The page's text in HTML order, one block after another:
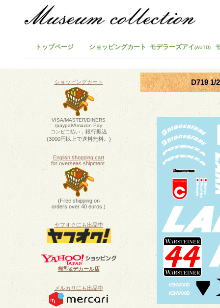
D719 1/
トップページ ショッピングカート モデラーズアイ(AUTO)
ショッピングカート
VISA/MASTER/DINERS
/paypal/Amazon Pay
コンビニ払い，銀行振込
(3000円以上で送料無料。)
English shopping cart
for overseas shipment.
(Free shipping on
orders over 40 euros.)
ヤフオクにも出品中
模型&デカール店
メルカリにも出品中